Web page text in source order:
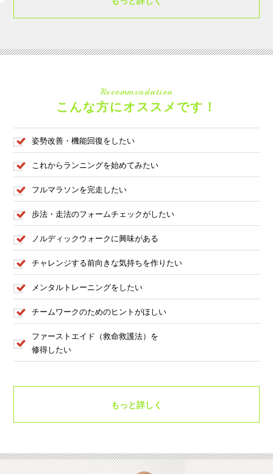
Recommendation
こんな方にオススメです！
姿勢改善・機能回復をしたい
これからランニングを始めてみたい
フルマラソンを完走したい
歩法・走法のフォームチェックがしたい
ノルディックウォークに興味がある
チャレンジする前向きな気持ちを作りたい
メンタルトレーニングをしたい
チームワークのためのヒントがほしい
ファーストエイド（救命救護法）を
修得したい
もっと詳しく